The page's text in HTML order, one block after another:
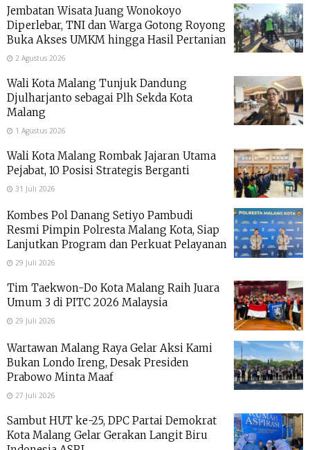
Jembatan Wisata Juang Wonokoyo
Diperlebar, TNI dan Warga Gotong Royong
Buka Akses UMKM hingga Hasil Pertanian
2 Agustus 2026
Wali Kota Malang Tunjuk Dandung
Djulharjanto sebagai Plh Sekda Kota
Malang
1 Agustus 2026
Wali Kota Malang Rombak Jajaran Utama
Pejabat, 10 Posisi Strategis Berganti
31 Juli 2026
Kombes Pol Danang Setiyo Pambudi
Resmi Pimpin Polresta Malang Kota, Siap
Lanjutkan Program dan Perkuat Pelayanan
29 Juli 2026
Tim Taekwon-Do Kota Malang Raih Juara
Umum 3 di PITC 2026 Malaysia
29 Juli 2026
Wartawan Malang Raya Gelar Aksi Kami
Bukan Londo Ireng, Desak Presiden
Prabowo Minta Maaf
27 Juli 2026
Sambut HUT ke-25, DPC Partai Demokrat
Kota Malang Gelar Gerakan Langit Biru